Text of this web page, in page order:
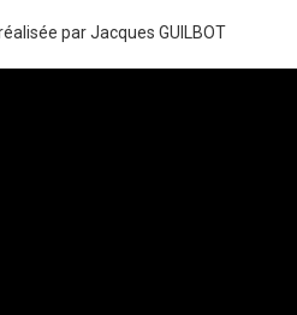
par Jacques GUILBOT